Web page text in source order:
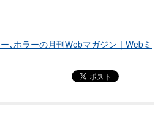
、ホラーの月刊Webマガジン｜Webミ